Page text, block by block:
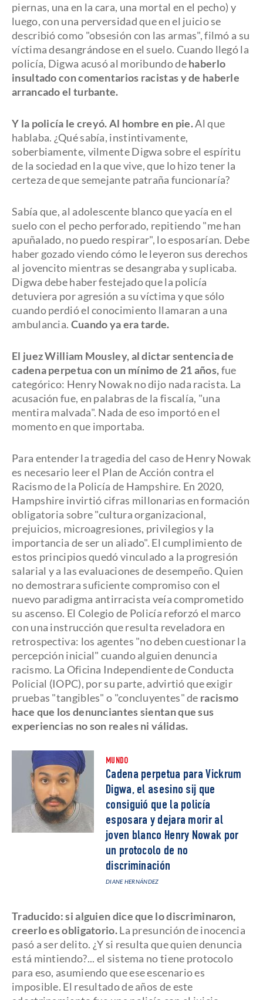
piernas, una en la cara, una mortal en el pecho) y
luego, con una perversidad que en el juicio se
describió como "obsesión con las armas", filmó a su
víctima desangrándose en el suelo. Cuando llegó la
policía, Digwa acusó al moribundo dehaberlo
insultado con comentarios racistas y de haberle
arrancado el turbante.
Y la policía le creyó. Al hombre en pie.Al que
hablaba. ¿Qué sabía, instintivamente,
soberbiamente, vilmente Digwa sobre el espíritu
de la sociedad en la que vive, que lo hizo tener la
certeza de que semejante patraña funcionaría?
Sabía que, al adolescente blanco que yacía en el
suelo con el pecho perforado, repitiendo "me han
apuñalado, no puedo respirar", lo esposarían. Debe
haber gozado viendo cómo le leyeron sus derechos
al jovencito mientras se desangraba y suplicaba.
Digwa debe haber festejado que la policía
detuviera por agresión a su víctima y que sólo
cuando perdió el conocimiento llamaran a una
ambulancia. Cuando ya era tarde.
El juez William Mousley, al dictar sentencia de
cadena perpetua con un mínimo de 21 años,fue
categórico: Henry Nowak no dijo nada racista. La
acusación fue, en palabras de la fiscalía, "una
mentira malvada". Nada de eso importó en el
momento en que importaba.
Para entender la tragedia del caso de Henry Nowak
es necesario leer el Plan de Acción contra el
Racismo de la Policía de Hampshire. En 2020,
Hampshire invirtió cifras millonarias en formación
obligatoria sobre "cultura organizacional,
prejuicios, microagresiones, privilegios y la
importancia de ser un aliado". El cumplimiento de
estos principios quedó vinculado a la progresión
salarial y a las evaluaciones de desempeño. Quien
no demostrara suficiente compromiso con el
nuevo paradigma antirracista veía comprometido
su ascenso. El Colegio de Policía reforzó el marco
con una instrucción que resulta reveladora en
retrospectiva: los agentes "no deben cuestionar la
percepción inicial" cuando alguien denuncia
racismo. La Oficina Independiente de Conducta
Policial (IOPC), por su parte, advirtió que exigir
pruebas "tangibles" o "concluyentes" de racismo
hace que los denunciantes sientan que sus
experiencias no son reales ni válidas.
MUNDO
Cadena perpetua para Vickrum
Digwa, el asesino sij que
consiguió que la policía
esposara y dejara morir al
joven blanco Henry Nowak por
un protocolo de no
discriminación
DIANE HERNÁNDEZ
Traducido: si alguien dice que lo discriminaron,
creerlo es obligatorio.La presunción de inocencia
pasó a ser delito. ¿Y si resulta que quien denuncia
está mintiendo?... el sistema no tiene protocolo
para eso, asumiendo que ese escenario es
imposible. El resultado de años de este